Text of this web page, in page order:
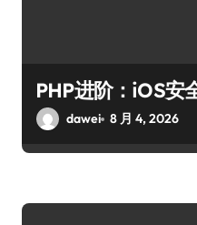
PHP进阶：iOS安
dawei 8 月 4, 2026